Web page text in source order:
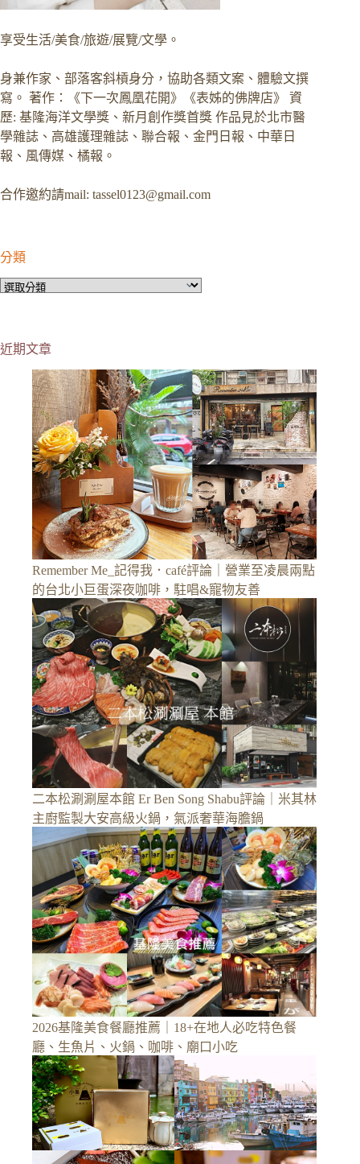
享受生活/美食/旅遊/展覽/文學。
身兼作家、部落客斜槓身分，協助各類文案、體驗文撰
寫。 著作：《下一次鳳凰花開》《表姊的佛牌店》 資
歷: 基隆海洋文學獎、新月創作獎首獎 作品見於北市醫
學雜誌、高雄護理雜誌、聯合報、金門日報、中華日
報、風傳媒、橘報。
合作邀約請mail: tassel0123@gmail.com
分類
分
近期文章
Remember Me_記得我．café評論｜營業至凌晨兩點
的台北小巨蛋深夜咖啡，駐唱&寵物友善
二本松涮涮屋本館 Er Ben Song Shabu評論｜米其林
主廚監製大安高級火鍋，氣派奢華海膽鍋
2026基隆美食餐廳推薦｜18+在地人必吃特色餐
廳、生魚片、火鍋、咖啡、廟口小吃